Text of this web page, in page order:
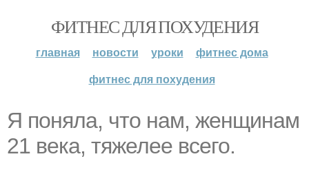
ФИТНЕС ДЛЯ ПОХУДЕНИЯ
главная новости уроки
фитнес дома
фитнес для похудения
Я поняла, что нам, женщинам
21 века, тяжелее всего.